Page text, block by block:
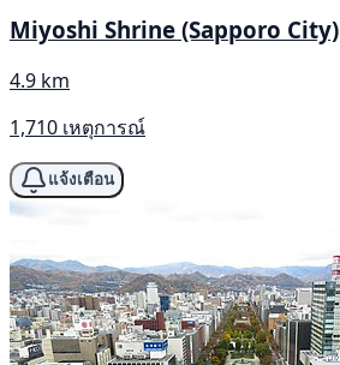
Miyoshi Shrine (Sapporo City)
4.9 km
1,710 เหตุการณ์
แจ้งเตือน